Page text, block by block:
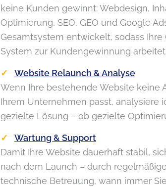
keine Kunden gewinnt: Webdesign,
Optimierung, SEO, GEO und Google
Gesamtsystem entwickelt, sodass
System zur Kundengewinnung arbeitet.
Website Relaunch & Analyse
Wenn Ihre bestehende Website keine
Ihrem Unternehmen passt, analysiere
gezielte Lösung – ob gezielte
Wartung & Support
Damit Ihre Website dauerhaft stabil,
nach dem Launch – durch
technische Betreuung, wann immer